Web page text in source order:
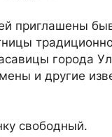
приглашены
города
и другие
свободный.